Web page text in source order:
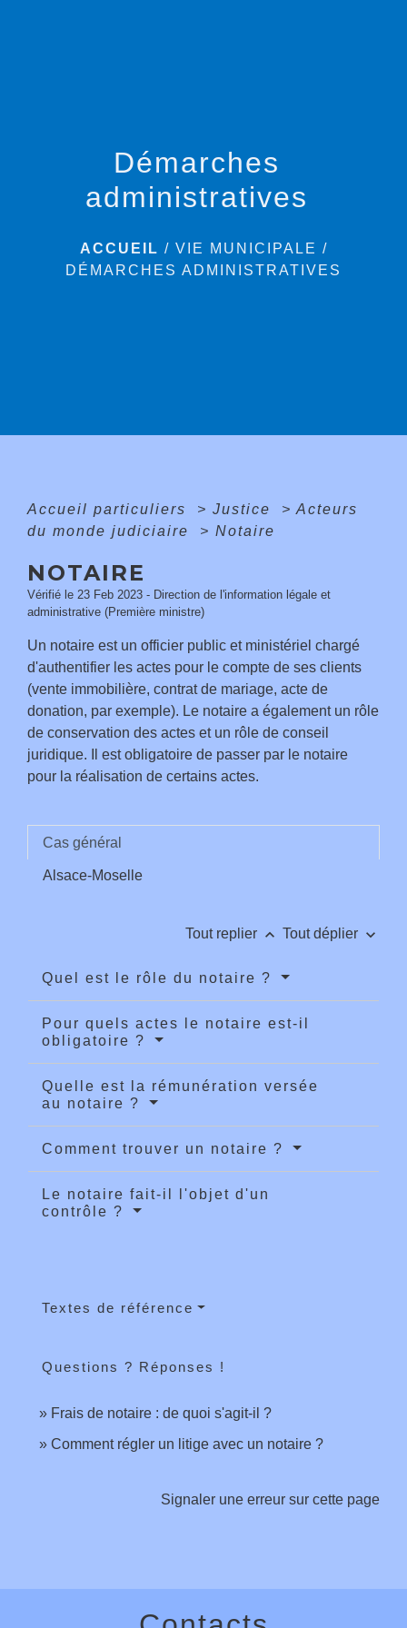
Démarches
administratives
ACCUEIL / VIE MUNICIPALE /
DÉMARCHES ADMINISTRATIVES
Accueil particuliers > Justice > Acteurs
du monde judiciaire
> Notaire
NOTAIRE
Vérifié le 23 Feb 2023 - Direction de l'information légale et
administrative (Première ministre)
Un notaire est un officier public et ministériel chargé
d'authentifier les actes pour le compte de ses clients
(vente immobilière, contrat de mariage, acte de
donation, par exemple). Le notaire a également un rôle
de conservation des actes et un rôle de conseil
juridique. Il est obligatoire de passer par le notaire
pour la réalisation de certains actes.
Cas général
Alsace-Moselle
Tout replier keyboard_arrow_up Tout déplier keyboard_arrow_down
Quel est le rôle du notaire ?
Pour quels actes le notaire est-il
obligatoire ?
Quelle est la rémunération versée
au notaire ?
Comment trouver un notaire ?
Le notaire fait-il l'objet d'un
contrôle ?
Textes de référence
Questions ? Réponses !
Frais de notaire : de quoi s'agit-il ?
Comment régler un litige avec un notaire ?
Signaler une erreur sur cette page